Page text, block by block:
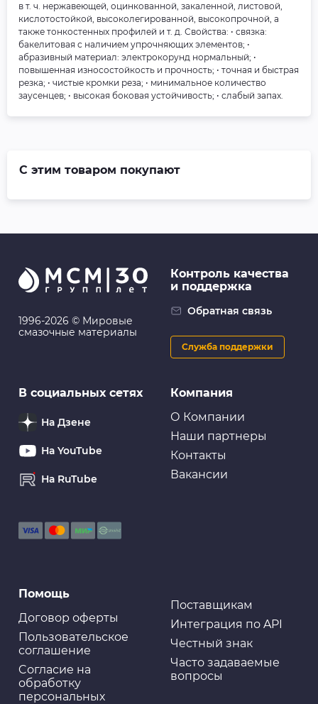
в т. ч. нержавеющей, оцинкованной, закаленной, листовой,
кислотостойкой, высоколегированной, высокопрочной, а
также тонкостенных профилей и т. д. Свойства: • связка:
бакелитовая с наличием упрочняющих элементов; •
абразивный материал: электрокорунд нормальный; •
повышенная износостойкость и прочность; • точная и быстрая
резка; • чистые кромки реза; • минимальное количество
заусенцев; • высокая боковая устойчивость; • слабый запах.
С этим товаром покупают
1996-2026 © Мировые
смазочные материалы
Компания
О Компании
Наши партнеры
Контакты
Вакансии
Помощь
Договор оферты
Пользовательское
соглашение
Cогласие на
обработку
персональных
Поставщикам
Интеграция по API
Честный знак
Часто задаваемые
вопросы
Контроль качества
и поддержка
Обратная связь
Служба поддержки
В социальных сетях
На Дзене
На YouTube
На RuTube